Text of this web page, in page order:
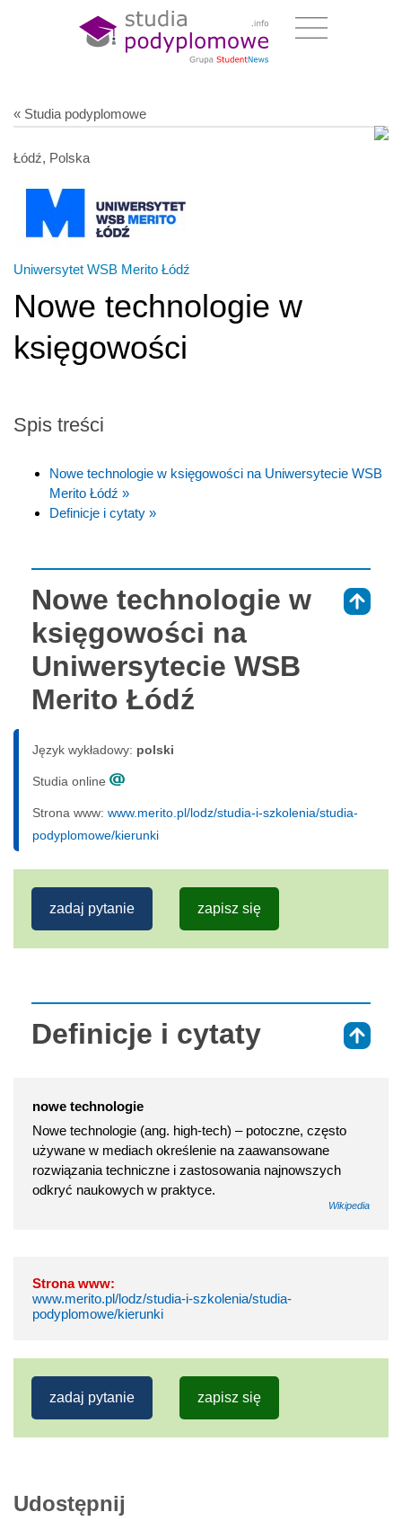
« Studia podyplomowe
Łódź, Polska
Uniwersytet WSB Merito Łódź
Nowe technologie w
księgowości
Spis treści
Nowe technologie w księgowości na Uniwersytecie WSB
Merito Łódź »
Definicje i cytaty »
Nowe technologie w
księgowości na
Uniwersytecie WSB
Merito Łódź
Język wykładowy: polski
Studia online
Strona www: www.merito.pl/lodz/studia-i-szkolenia/studia-
podyplomowe/kierunki
zadaj pytanie zapisz się
Definicje i cytaty
nowe technologie
Nowe technologie (ang. high-tech) – potoczne, często
używane w mediach określenie na zaawansowane
rozwiązania techniczne i zastosowania najnowszych
odkryć naukowych w praktyce.
Wikipedia
Strona www:
www.merito.pl/lodz/studia-i-szkolenia/studia-
podyplomowe/kierunki
zadaj pytanie zapisz się
Udostępnij